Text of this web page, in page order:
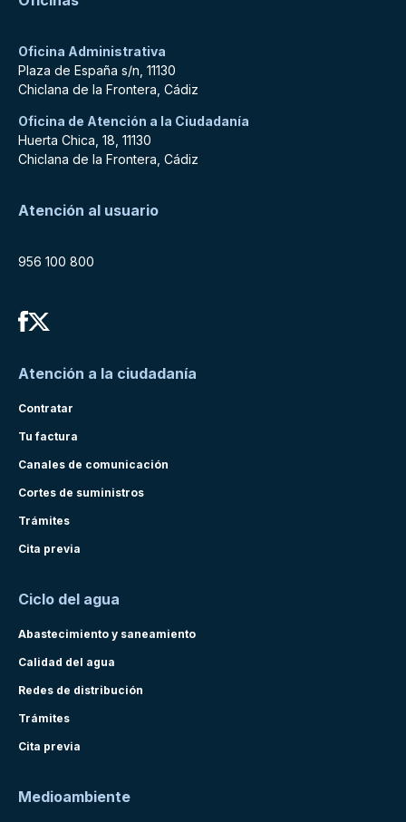
Oficina Administrativa
Plaza de España s/n, 11130
Chiclana de la Frontera, Cádiz
Oficina de Atención a la Ciudadanía
Huerta Chica, 18, 11130
Chiclana de la Frontera, Cádiz
Atención al usuario
956 100 800
Atención a la ciudadanía
Contratar
Tu factura
Canales de comunicación
Cortes de suministros
Trámites
Cita previa
Ciclo del agua
Abastecimiento y saneamiento
Calidad del agua
Redes de distribución
Trámites
Cita previa
Medioambiente